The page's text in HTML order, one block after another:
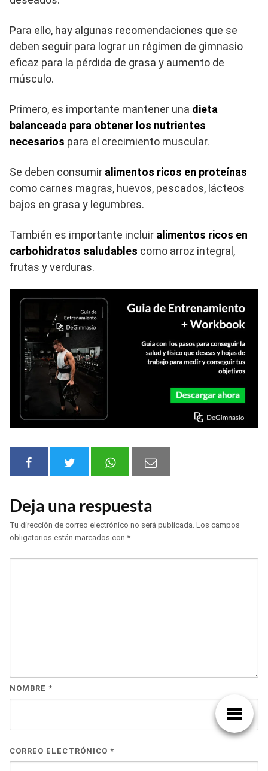
Para ello, hay algunas recomendaciones que se
deben seguir para lograr un régimen de gimnasio
eficaz para la pérdida de grasa y aumento de
músculo.
Primero, es importante mantener una dieta
balanceada para obtener los nutrientes
necesarios para el crecimiento muscular.
Se deben consumir alimentos ricos en proteínas
como carnes magras, huevos, pescados, lácteos
bajos en grasa y legumbres.
También es importante incluir alimentos ricos en
carbohidratos saludables como arroz integral,
frutas y verduras.
Deja una respuesta
Tu dirección de correo electrónico no será publicada. Los campos
obligatorios están marcados con *
NOMBRE *
CORREO ELECTRÓNICO *